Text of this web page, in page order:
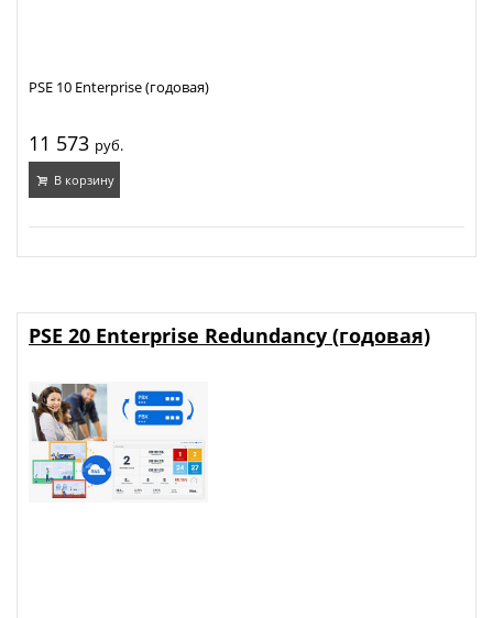
11 573 руб.
В корзину
PSE 10 Enterprise (годовая)
PSE 20 Enterprise Redundancy (годовая)